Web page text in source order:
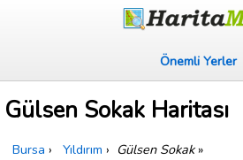
Önemli Yerler
Gülsen Sokak Haritası
Bursa › Yıldırım › Gülsen Sokak»